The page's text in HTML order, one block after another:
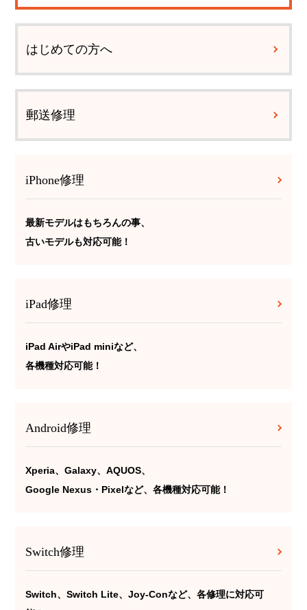
はじめての方へ
郵送修理
iPhone修理
最新モデルはもちろんの事、
古いモデルも対応可能！
iPad修理
iPad AirやiPad miniなど、
各機種対応可能！
Android修理
Xperia、Galaxy、AQUOS、
Google Nexus・Pixelなど、各機種対応可能！
Switch修理
Switch、Switch Lite、Joy-Conなど、各修理に対応可